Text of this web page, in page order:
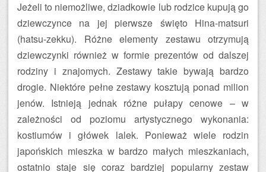
Jeżeli to niemożliwe, dziadkowie lub rodzice kupują go
dziewczynce na jej pierwsze święto Hina-matsuri
(hatsu-zekku). Różne elementy zestawu otrzymują
dziewczynki również w formie prezentów od dalszej
rodziny i znajomych. Zestawy takie bywają bardzo
drogie. Niektóre pełne zestawy kosztują ponad milion
jenów. Istnieją jednak różne pułapy cenowe – w
zależności od poziomu artystycznego wykonania:
kostiumów i główek lalek. Ponieważ wiele rodzin
japońskich mieszka w bardzo małych mieszkaniach,
ostatnio staje się coraz bardziej popularny zestaw